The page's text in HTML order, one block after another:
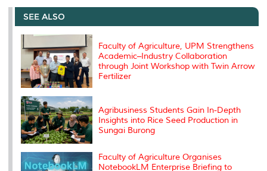
e
b
o
o
k
t
r
e
I
l
L
n
P
e
s
t
SEE ALSO
Faculty of Agriculture, UPM Strengthens
Academic–Industry Collaboration
through Joint Workshop with Twin Arrow
Fertilizer
Agribusiness Students Gain In-Depth
Insights into Rice Seed Production in
Sungai Burong
Faculty of Agriculture Organises
NotebookLM Enterprise Briefing to